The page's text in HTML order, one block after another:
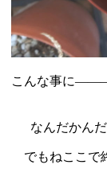
こんな事に
なんだかん
でもねここで